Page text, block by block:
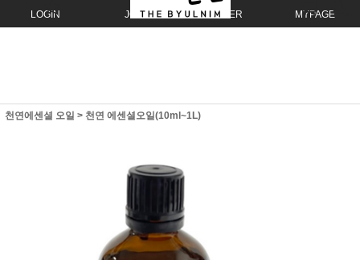
LOGIN JOIN ORDER MYPAGE
천연에센셜 오일 > 천연 에센셜오일(10ml~1L)